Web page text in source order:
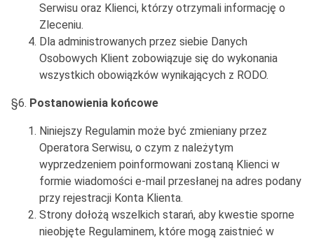
Serwisu oraz Klienci, którzy otrzymali informację o
Zleceniu.
Dla administrowanych przez siebie Danych
Osobowych Klient zobowiązuje się do wykonania
wszystkich obowiązków wynikających z RODO.
§6. Postanowienia końcowe
Niniejszy Regulamin może być zmieniany przez
Operatora Serwisu, o czym z należytym
wyprzedzeniem poinformowani zostaną Klienci w
formie wiadomości e-mail przesłanej na adres podany
przy rejestracji Konta Klienta.
Strony dołożą wszelkich starań, aby kwestie sporne
nieobjęte Regulaminem, które mogą zaistnieć w